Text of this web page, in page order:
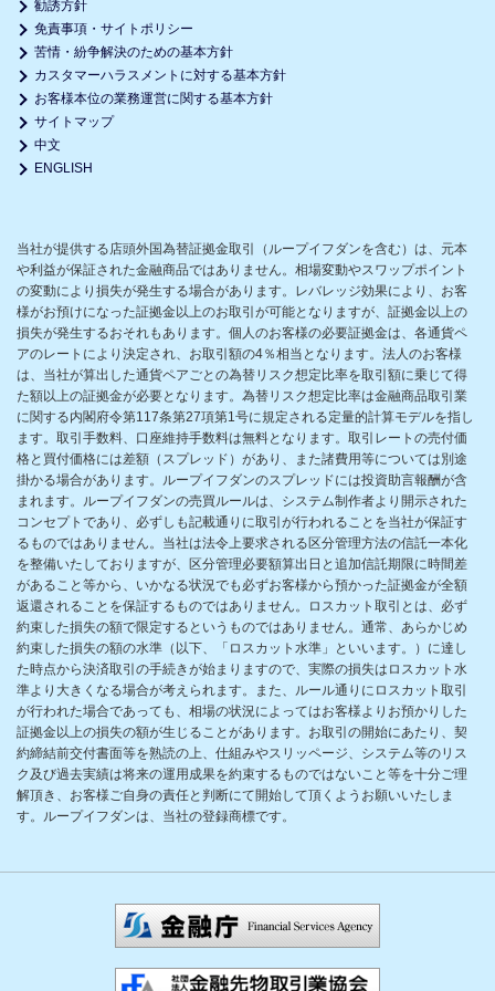
勧誘方針
免責事項・サイトポリシー
苦情・紛争解決のための基本方針
カスタマーハラスメントに対する基本方針
お客様本位の業務運営に関する基本方針
サイトマップ
中文
ENGLISH
当社が提供する店頭外国為替証拠金取引（ループイフダンを含む）は、元本
や利益が保証された金融商品ではありません。相場変動やスワップポイント
の変動により損失が発生する場合があります。レバレッジ効果により、お客
様がお預けになった証拠金以上のお取引が可能となりますが、証拠金以上の
損失が発生するおそれもあります。個人のお客様の必要証拠金は、各通貨ペ
アのレートにより決定され、お取引額の4％相当となります。法人のお客様
は、当社が算出した通貨ペアごとの為替リスク想定比率を取引額に乗じて得
た額以上の証拠金が必要となります。為替リスク想定比率は金融商品取引業
に関する内閣府令第117条第27項第1号に規定される定量的計算モデルを指し
ます。取引手数料、口座維持手数料は無料となります。取引レートの売付価
格と買付価格には差額（スプレッド）があり、また諸費用等については別途
掛かる場合があります。ループイフダンのスプレッドには投資助言報酬が含
まれます。ループイフダンの売買ルールは、システム制作者より開示された
コンセプトであり、必ずしも記載通りに取引が行われることを当社が保証す
るものではありません。当社は法令上要求される区分管理方法の信託一本化
を整備いたしておりますが、区分管理必要額算出日と追加信託期限に時間差
があること等から、いかなる状況でも必ずお客様から預かった証拠金が全額
返還されることを保証するものではありません。ロスカット取引とは、必ず
約束した損失の額で限定するというものではありません。通常、あらかじめ
約束した損失の額の水準（以下、「ロスカット水準」といいます。）に達し
た時点から決済取引の手続きが始まりますので、実際の損失はロスカット水
準より大きくなる場合が考えられます。また、ルール通りにロスカット取引
が行われた場合であっても、相場の状況によってはお客様よりお預かりした
証拠金以上の損失の額が生じることがあります。お取引の開始にあたり、契
約締結前交付書面等を熟読の上、仕組みやスリッページ、システム等のリス
ク及び過去実績は将来の運用成果を約束するものではないこと等を十分ご理
解頂き、お客様ご自身の責任と判断にて開始して頂くようお願いいたしま
す。ループイフダンは、当社の登録商標です。